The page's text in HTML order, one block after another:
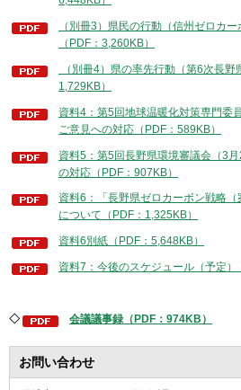
（別冊3）県民の行動（信州ゼロカー
（PDF：3,260KB）
（別冊4）県の率先行動（第6次長野
1,729KB）
資料4：第5回地球温暖化対策専門委
ご意見への対応（PDF：589KB）
資料5：第5回長野県環境審議会（3
の対応（PDF：907KB）
資料6：「長野県ゼロカーボン戦略
について（PDF：1,325KB）
資料6別紙（PDF：5,648KB）
資料7：今後のスケジュール（予定）
◇ 会議議事録（PDF：974KB）
お問い合わせ